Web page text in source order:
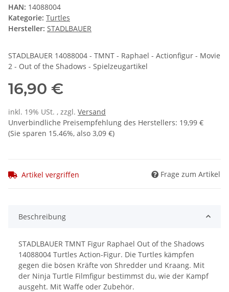
HAN: 14088004
Kategorie: Turtles
Hersteller: STADLBAUER
STADLBAUER 14088004 - TMNT - Raphael - Actionfigur - Movie
2 - Out of the Shadows - Spielzeugartikel
16,90 €
inkl. 19% USt. , zzgl. Versand
Unverbindliche Preisempfehlung des Herstellers: 19,99 €
(Sie sparen 15.46%, also 3,09 €)
Artikel vergriffen Frage zum Artikel
Beschreibung
STADLBAUER TMNT Figur Raphael Out of the Shadows
14088004 Turtles Action-Figur. Die Turtles kämpfen
gegen die bösen Kräfte von Shredder und Kraang. Mit
der Ninja Turtle Filmfigur bestimmst du, wie der Kampf
ausgeht. Mit Waffe oder Zubehör.